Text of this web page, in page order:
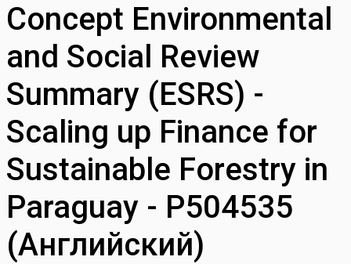
Concept Environmental
and Social Review
Summary (ESRS) -
Scaling up Finance for
Sustainable Forestry in
Paraguay - P504535
(Английский)